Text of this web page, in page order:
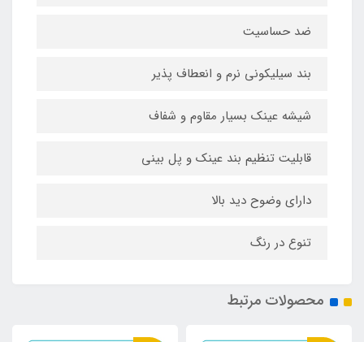
ضد حساسیت
بند سیلیکونی نرم و انعطاف پذیر
شیشه عینک بسیار مقاوم و شفاف
قابلیت تنظیم بند عینک و پل بینی
دارای وضوح دید بالا
تنوع در رنگ
محصولات مرتبط